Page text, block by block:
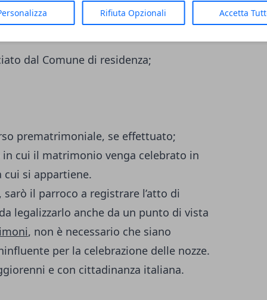
Rifiuta Opzionali Accetta
In questo caso, i documenti che
da consegnare al sacerdote sono:
dal Comune di residenza;
prematrimoniale, se effettuato;
cui il matrimonio venga celebrato in
cui si appartiene.
il parroco a registrare l’atto di
legalizzarlo anche da un punto di vista
, non è necessario che siano
per la celebrazione delle nozze.
e con cittadinanza italiana.